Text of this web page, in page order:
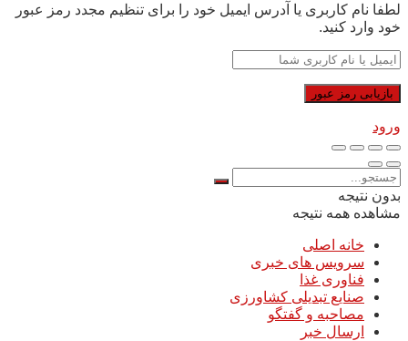
لطفا نام کاربری یا آدرس ایمیل خود را برای تنظیم مجدد رمز عبور
خود وارد کنید.
ورود
بدون نتیجه
مشاهده همه نتیجه
خانه اصلی
سرویس های خبری
فناوری غذا
صنایع تبدیلی کشاورزی
مصاحبه و گفتگو
ارسال خبر